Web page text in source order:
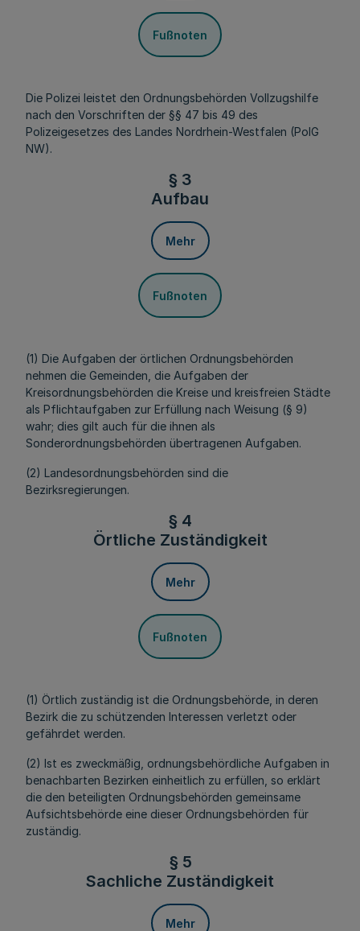
Fußnoten
Die Polizei leistet den Ordnungsbehörden Vollzugshilfe
nach den Vorschriften der §§ 47 bis 49 des
Polizeigesetzes des Landes Nordrhein-Westfalen (PolG
NW).
§ 3
Aufbau
Mehr
Fußnoten
(1) Die Aufgaben der örtlichen Ordnungsbehörden
nehmen die Gemeinden, die Aufgaben der
Kreisordnungsbehörden die Kreise und kreisfreien Städte
als Pflichtaufgaben zur Erfüllung nach Weisung (§ 9)
wahr; dies gilt auch für die ihnen als
Sonderordnungsbehörden übertragenen Aufgaben.
(2) Landesordnungsbehörden sind die
Bezirksregierungen.
§ 4
Örtliche Zuständigkeit
Mehr
Fußnoten
(1) Örtlich zuständig ist die Ordnungsbehörde, in deren
Bezirk die zu schützenden Interessen verletzt oder
gefährdet werden.
(2) Ist es zweckmäßig, ordnungsbehördliche Aufgaben in
benachbarten Bezirken einheitlich zu erfüllen, so erklärt
die den beteiligten Ordnungsbehörden gemeinsame
Aufsichtsbehörde eine dieser Ordnungsbehörden für
zuständig.
§ 5
Sachliche Zuständigkeit
Mehr